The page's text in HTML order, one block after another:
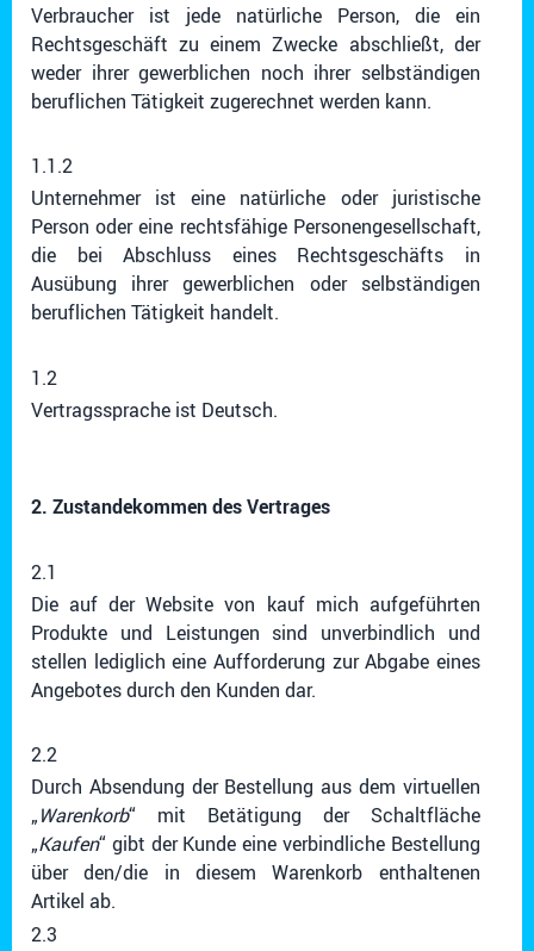
Verbraucher ist jede natürliche Person, die ein
Rechtsgeschäft zu einem Zwecke abschließt, der
weder ihrer gewerblichen noch ihrer selbständigen
beruflichen Tätigkeit zugerechnet werden kann.
1.1.2
Unternehmer ist eine natürliche oder juristische
Person oder eine rechtsfähige Personengesellschaft,
die bei Abschluss eines Rechtsgeschäfts in
Ausübung ihrer gewerblichen oder selbständigen
beruflichen Tätigkeit handelt.
1.2
Vertragssprache ist Deutsch.
2. Zustandekommen des Vertrages
2.1
Die auf der Website von kauf mich aufgeführten
Produkte und Leistungen sind unverbindlich und
stellen lediglich eine Aufforderung zur Abgabe eines
Angebotes durch den Kunden dar.
2.2
Durch Absendung der Bestellung aus dem virtuellen
„Warenkorb“ mit Betätigung der Schaltfläche
„Kaufen“ gibt der Kunde eine verbindliche Bestellung
über den/die in diesem Warenkorb enthaltenen
Artikel ab.
2.3